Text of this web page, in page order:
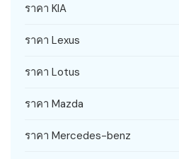
ราคา KIA
ราคา Lexus
ราคา Lotus
ราคา Mazda
ราคา Mercedes-benz